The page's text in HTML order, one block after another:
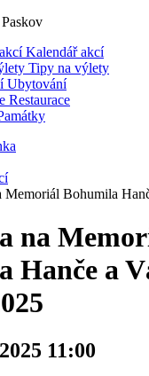
Kalendář akcí
Tipy na výlety
Ubytování
Restaurace
Memoriál Bohumila
na
Hanče a
11:00